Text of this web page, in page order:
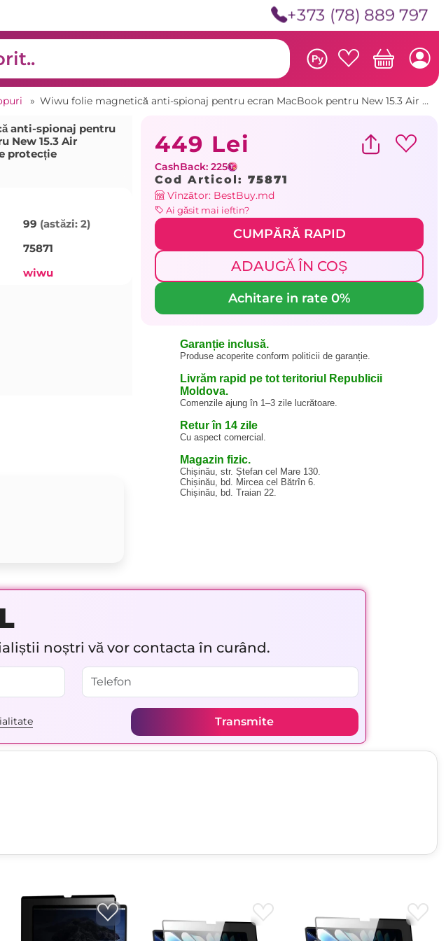
+373 (78) 889 797
Ру
» Wiwu folie magnetică anti-spionaj pentru ecran MacBook pentru New 15.3 Air transparentă Sticlă de protecție
anti-spionaj pentru
New 15.3 Air
protecție
99 (astăzi: 2)
75871
wiwu
449 Lei
CashBack: 225
Cod Articol: 75871
Vînzător: BestBuy.md
Ai găsit mai ieftin?
CUMPĂRĂ RAPID
ADAUGĂ ÎN COȘ
Achitare in rate 0%
Garanție inclusă.
Produse acoperite conform politicii de garanție.
Livrăm rapid pe tot teritoriul Republicii
Moldova.
Comenzile ajung în 1–3 zile lucrătoare.
Retur în 14 zile
Cu aspect comercial.
Magazin fizic.
Chișinău, str. Ștefan cel Mare 130.
Chișinău, bd. Mircea cel Bătrîn 6.
Chișinău, bd. Traian 22.
noștri vă vor contacta în curând.
Transmite